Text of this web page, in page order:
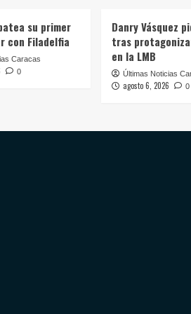
su primer
con Filadelfia
Caracas
0
Danry Vásquez
tras
en la LMB
Últimas Noticias
agosto 6, 2026 0